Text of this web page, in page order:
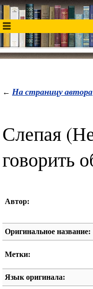
← На страницу автора
Слепая
говорить
Автор:
Оригинальное название:
Метки:
Язык оригинала: